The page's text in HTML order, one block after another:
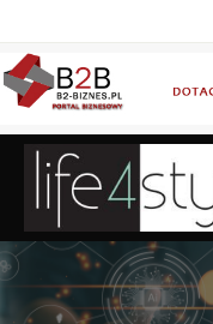
do
treści
life4style.pl